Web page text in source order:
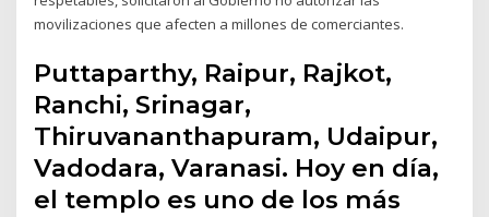
movilizaciones que afecten a millones de comerciantes.
Puttaparthy, Raipur, Rajkot,
Ranchi, Srinagar,
Thiruvananthapuram, Udaipur,
Vadodara, Varanasi. Hoy en día,
el templo es uno de los más